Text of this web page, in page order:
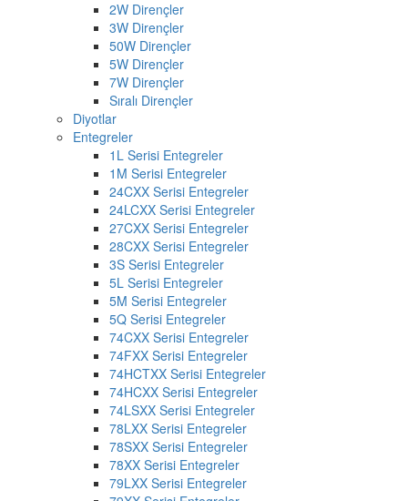
2W Dirençler
3W Dirençler
50W Dirençler
5W Dirençler
7W Dirençler
Sıralı Dirençler
Diyotlar
Entegreler
1L Serisi Entegreler
1M Serisi Entegreler
24CXX Serisi Entegreler
24LCXX Serisi Entegreler
27CXX Serisi Entegreler
28CXX Serisi Entegreler
3S Serisi Entegreler
5L Serisi Entegreler
5M Serisi Entegreler
5Q Serisi Entegreler
74CXX Serisi Entegreler
74FXX Serisi Entegreler
74HCTXX Serisi Entegreler
74HCXX Serisi Entegreler
74LSXX Serisi Entegreler
78LXX Serisi Entegreler
78SXX Serisi Entegreler
78XX Serisi Entegreler
79LXX Serisi Entegreler